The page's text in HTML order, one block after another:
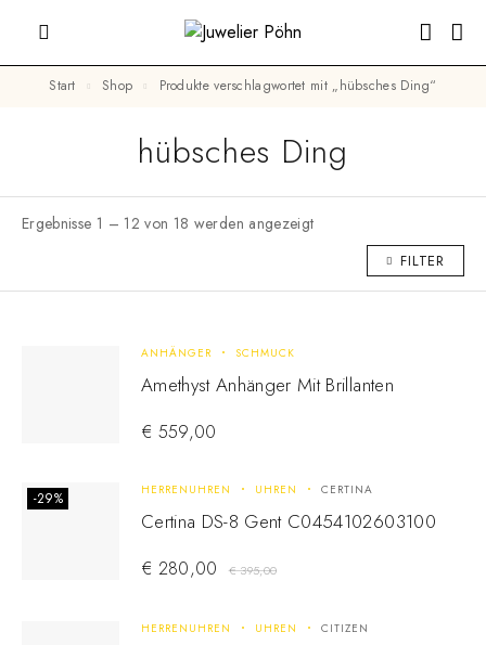
Start Shop Produkte verschlagwortet mit „hübsches Ding“
hübsches Ding
Ergebnisse 1 – 12 von 18 werden angezeigt
FILTER
ANHÄNGER SCHMUCK
Amethyst Anhänger Mit Brillanten
€ 559,00
-29% HERRENUHREN UHREN CERTINA
Certina DS-8 Gent C0454102603100
€395,00
€ 280,00
HERRENUHREN UHREN CITIZEN